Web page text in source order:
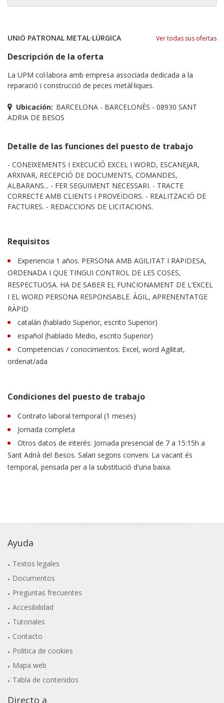
UNIÓ PATRONAL METAL·LÚRGICA Ver todas sus ofertas
Descripción de la oferta
La UPM col·labora amb empresa associada dedicada a la
reparació i construcció de peces metàl·liques.
Ubicación: BARCELONA - BARCELONÈS - 08930 SANT
ADRIA DE BESOS
Detalle de las funciones del puesto de trabajo
- CONEIXEMENTS I EXECUCIÓ EXCEL I WORD, ESCANEJAR,
ARXIVAR, RECEPCIÓ DE DOCUMENTS, COMANDES,
ALBARANS... - FER SEGUIMENT NECESSARI. - TRACTE
CORRECTE AMB CLIENTS I PROVEÏDORS. - REALITZACIÓ DE
FACTURES. - REDACCIONS DE LICITACIONS.
Requisitos
Experiencia 1 años. PERSONA AMB AGILITAT I RAPIDESA,
ORDENADA I QUE TINGUI CONTROL DE LES COSES,
RESPECTUOSA. HA DE SABER EL FUNCIONAMENT DE L’EXCEL
I EL WORD PERSONA RESPONSABLE. ÀGIL, APRENENTATGE
RÀPID
catalán (hablado Superior, escrito Superior)
español (hablado Medio, escrito Superior)
Competencias / conocimientos: Excel, word Agilitat,
ordenat/ada
Condiciones del puesto de trabajo
Contrato laboral temporal (1 meses)
Jornada completa
Otros datos de interés: Jornada presencial de 7 a 15:15h a
Sant Adrià del Besos. Salari segons conveni. La vacant és
temporal, pensada per a la substitució d'una baixa.
Ayuda
Textos legales
Documentos
Preguntas frecuentes
Accesibilidad
Tutoriales
Contacto
Politica de cookies
Mapa web
Tabla de contenidos
Directo a